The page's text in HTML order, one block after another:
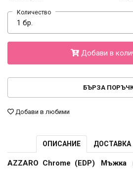
Количество
Добави в
БЪРЗА
Добави в любими
ОПИСАНИЕ ДОСТАВКА
AZZARO Chrome (EDP) Мъжка